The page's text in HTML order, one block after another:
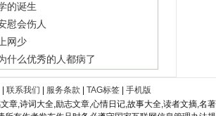
的诞生
慰会伤人
网少
什么优秀的人都病了
联系我们 服务条款 TAG标签| 手机版
章,诗词大全,励志文章,心情日记,故事大全,读者文摘,名